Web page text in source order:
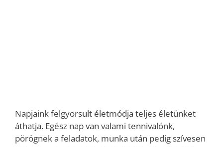
Napjaink felgyorsult életmódja teljes életünket
áthatja. Egész nap van valami tennivalónk,
pörögnek a feladatok, munka után pedig szívesen